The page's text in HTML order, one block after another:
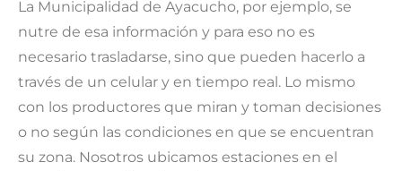
La Municipalidad de Ayacucho, por ejemplo, se
nutre de esa información y para eso no es
necesario trasladarse, sino que pueden hacerlo a
través de un celular y en tiempo real. Lo mismo
con los productores que miran y toman decisiones
o no según las condiciones en que se encuentran
su zona. Nosotros ubicamos estaciones en el